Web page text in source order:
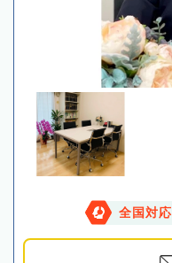
全国対応